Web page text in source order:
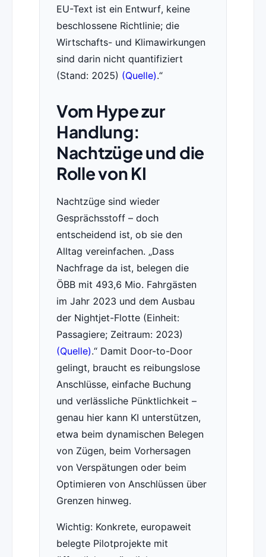
EU-Text ist ein Entwurf, keine
beschlossene Richtlinie; die
Wirtschafts- und Klimawirkungen
sind darin nicht quantifiziert
(Stand: 2025) (Quelle).
Vom Hype zur
Handlung:
Nachtzüge und die
Rolle von KI
Nachtzüge sind wieder
Gesprächsstoff – doch
entscheidend ist, ob sie den
Alltag vereinfachen. Dass
Nachfrage da ist, belegen die
ÖBB mit 493,6 Mio. Fahrgästen
im Jahr 2023 und dem Ausbau
der Nightjet-Flotte (Einheit:
Passagiere; Zeitraum: 2023)
(Quelle). Damit Door-to-Door
gelingt, braucht es reibungslose
Anschlüsse, einfache Buchung
und verlässliche Pünktlichkeit –
genau hier kann KI unterstützen,
etwa beim dynamischen Belegen
von Zügen, beim Vorhersagen
von Verspätungen oder beim
Optimieren von Anschlüssen über
Grenzen hinweg.
Wichtig: Konkrete, europaweit
belegte Pilotprojekte mit